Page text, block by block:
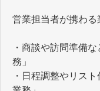
営業担当者が携わる
・商談や訪問準備
務」
・日程調整やリス